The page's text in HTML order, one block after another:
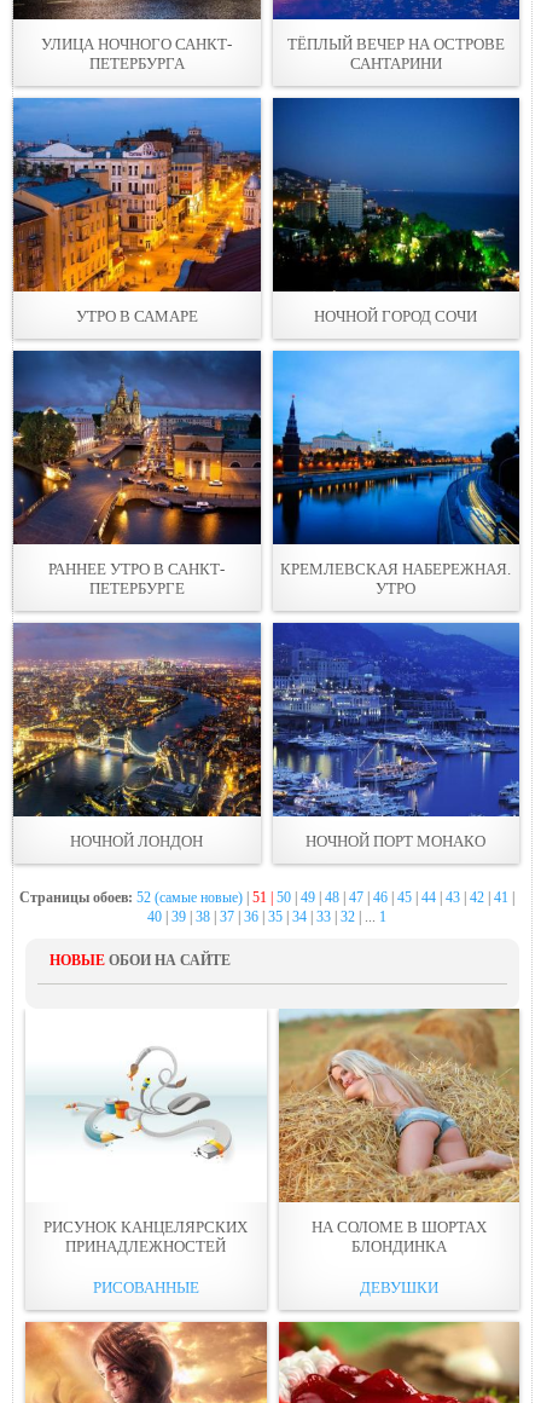
УЛИЦА НОЧНОГО САНКТ-
ПЕТЕРБУРГА
ТЁПЛЫЙ ВЕЧЕР НА ОСТРОВЕ
САНТАРИНИ
УТРО В САМАРЕ НОЧНОЙ ГОРОД СОЧИ
РАННЕЕ УТРО В САНКТ-
ПЕТЕРБУРГЕ
КРЕМЛЕВСКАЯ НАБЕРЕЖНАЯ.
УТРО
НОЧНОЙ ЛОНДОН НОЧНОЙ ПОРТ МОНАКО
Страницы обоев: 52 (самые новые)| 51 | 50| 49| 48| 47| 46| 45| 44| 43| 42| 41
40| 39| 38| 37| 36| 35| 34| 33| 32| ... 1
НОВЫЕ ОБОИ НА САЙТЕ
РИСУНOК КАНЦЕЛЯРСКИХ
ПРИНАДЛЕЖНОСТЕЙ
РИСОВАННЫЕ
НА СОЛОМЕ В ШOРТАХ
БЛОНДИНКА
ДЕВУШКИ